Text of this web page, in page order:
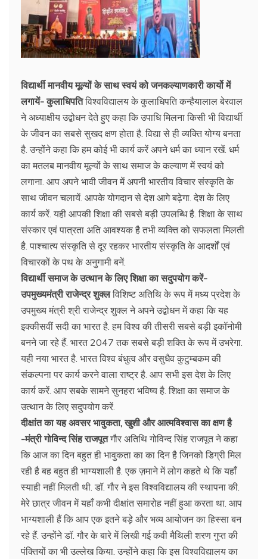
विद्यार्थी मानवीय मूल्यों के साथ स्वयं को जनकल्याणकारी कार्यो में
लगायें- कुलाधिपतिविश्वविद्यालय के कुलाधिपति कन्हैयालाल बेरवाल
ने अध्याक्षीय उद्बोधन देते हुए कहा कि उपाधि मिलना किसी भी विद्यार्थी
के जीवन का सबसे सुखद क्षण होता है. विद्या से ही व्यक्ति योग्य बनता
है. उन्होंने कहा कि हम कोई भी कार्य करें अपने धर्म का ध्यान रखें. धर्म
का मतलब मानवीय मूल्यों के साथ समाज के कल्याण में स्वयं को
लगाना. आप अपने भावी जीवन में अपनी भारतीय विचार संस्कृति के
साथ जीवन चलायें. आपके योगदान से देश आगे बढ़ेगा. देश के लिए
कार्य करें. यही आपकी शिक्षा की सबसे बड़ी उपलब्धि है. शिक्षा के साथ
संस्कार एवं पात्रता अति आवश्यक है तभी व्यक्ति को सफलता मिलती
है. पाश्चात्य संस्कृति से दूर रहकर भारतीय संस्कृति के आदर्शों एवं
विचारकों के पथ के अनुगामी बनें.
विद्यार्थी समाज के उत्थान के लिए शिक्षा का सदुपयोग करें-
उपमुख्यमंत्री राजेन्द्र शुक्लविशिष्ट अतिथि के रूप में मध्य प्रदेश के
उपमुख्य मंत्री श्री राजेन्द्र शुक्ल ने अपने उद्बोधन में कहा कि यह
इक्कीसवीं सदी का भारत है. हम विश्व की तीसरी सबसे बड़ी इकॉनोमी
बनने जा रहे हैं. भारत 2047 तक सबसे बड़ी शक्ति के रूप में उभरेगा.
यही नया भारत है. भारत विश्व बंधुत्व और वसुधैव कुटुम्बकम की
संकल्पना पर कार्य करने वाला राष्ट्र है. आप सभी इस देश के लिए
कार्य करें. आप सबके सामने सुनहरा भविष्य है. शिक्षा का समाज के
उत्थान के लिए सदुपयोग करें.
दीक्षांत का यह अवसर भावुकता, खुशी और आत्मविश्वास का क्षण है
-मंत्री गोविन्द सिंह राजपूतगौर अतिथि गोविन्द सिंह राजपूत ने कहा
कि आज का दिन बहुत ही भावुकता का का दिन है जिनको डिग्री मिल
रही है बह बहुत ही भाग्यशाली है. एक ज़माने में लोग कहते थे कि यहाँ
स्याही नहीं मिलती थी. डॉ. गौर ने इस विश्वविद्यालय की स्थापना की.
मेरे छात्र जीवन में यहाँ कभी दीक्षांत समारोह नहीं हुआ करता था. आप
भाग्यशाली हैं कि आप एक इतने बड़े और भव्य आयोजन का हिस्सा बन
रहे हैं. उन्होंने डॉ. गौर के बारे में लिखी गई कवी मैथिली शरण गुप्त की
पंक्तियों का भी उल्लेख किया. उन्होंने कहा कि इस विश्वविद्यालय का